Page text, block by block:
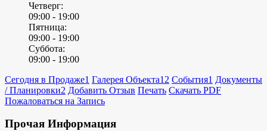
Четверг:
09:00 - 19:00
Пятница:
09:00 - 19:00
Суббота:
09:00 - 19:00
Сегодня в Продаже1 Галерея Объекта12 События1 Документы
/ Планировки2 Добавить Отзыв Печать Скачать PDF
Пожаловаться на Запись
Прочая Информация